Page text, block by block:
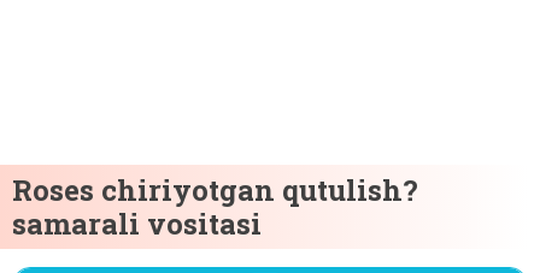
Roses chiriyotgan qutulish?
samarali vositasi